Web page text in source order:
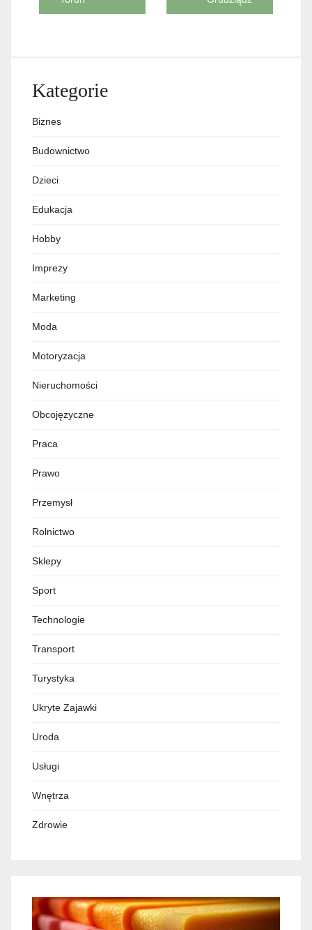
wpisu
Kategorie
Biznes
Budownictwo
Dzieci
Edukacja
Hobby
Imprezy
Marketing
Moda
Motoryzacja
Nieruchomości
Obcojęzyczne
Praca
Prawo
Przemysł
Rolnictwo
Sklepy
Sport
Technologie
Transport
Turystyka
Ukryte Zajawki
Uroda
Usługi
Wnętrza
Zdrowie